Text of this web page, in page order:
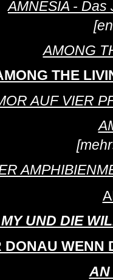
AMNESIA -
AMONG
THE
AUF VIER
UND DIE
DONAU WENN
AN